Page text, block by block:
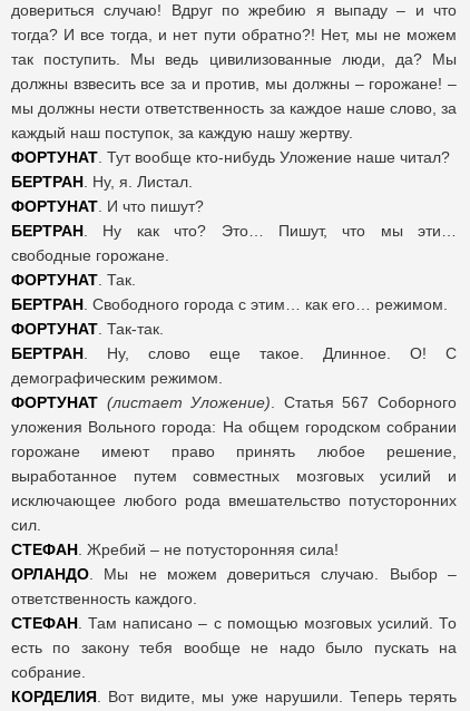
довериться случаю! Вдруг по жребию я выпаду – и что
тогда? И все тогда, и нет пути обратно?! Нет, мы не можем
так поступить. Мы ведь цивилизованные люди, да? Мы
должны взвесить все за и против, мы должны – горожане! –
мы должны нести ответственность за каждое наше слово, за
каждый наш поступок, за каждую нашу жертву.
ФОРТУНАТ . Тут вообще кто-нибудь Уложение наше читал?
БЕРТРАН . Ну, я. Листал.
ФОРТУНАТ . И что пишут?
БЕРТРАН . Ну как что? Это… Пишут, что мы эти…
свободные горожане.
ФОРТУНАТ . Так.
БЕРТРАН . Свободного города с этим… как его… режимом.
ФОРТУНАТ . Так-так.
БЕРТРАН . Ну, слово еще такое. Длинное. О! С
демографическим режимом.
ФОРТУНАТ (листает Уложение) . Статья 567 Соборного
уложения Вольного города: На общем городском собрании
горожане имеют право принять любое решение,
выработанное путем совместных мозговых усилий и
исключающее любого рода вмешательство потусторонних
сил.
СТЕФАН . Жребий – не потусторонняя сила!
ОРЛАНДО . Мы не можем довериться случаю. Выбор –
ответственность каждого.
СТЕФАН . Там написано – с помощью мозговых усилий. То
есть по закону тебя вообще не надо было пускать на
собрание.
КОРДЕЛИЯ . Вот видите, мы уже нарушили. Теперь терять